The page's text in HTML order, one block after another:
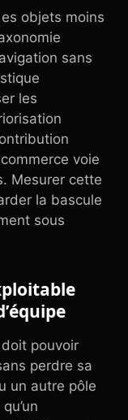
objets moins
sans
les
voie
Mesurer cette
la bascule
sous
pouvoir
perdre sa
un autre pôle